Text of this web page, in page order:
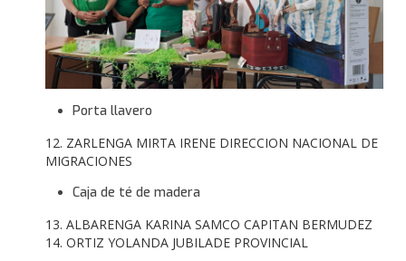
Porta llavero
12. ZARLENGA MIRTA IRENE DIRECCION NACIONAL DE
MIGRACIONES
Caja de té de madera
13. ALBARENGA KARINA SAMCO CAPITAN BERMUDEZ
14. ORTIZ YOLANDA JUBILADE PROVINCIAL